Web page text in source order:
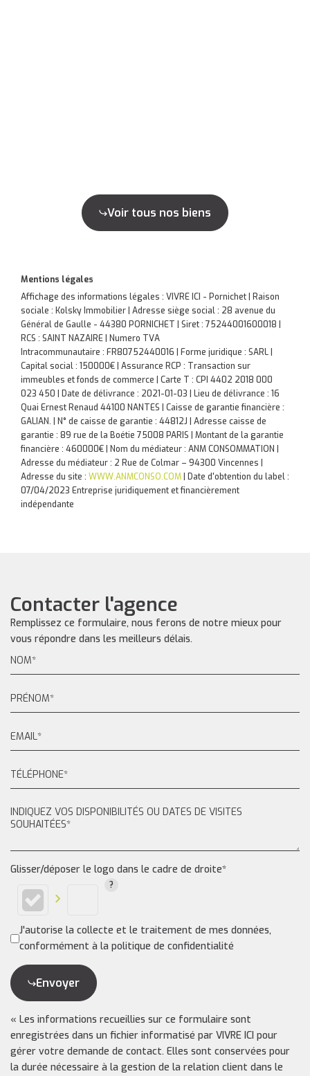
Voir tous nos biens
Mentions légales
Affichage des informations légales : VIVRE ICI - Pornichet | Raison
sociale : Kolsky Immobilier | Adresse siège social : 28 avenue du
Général de Gaulle - 44380 PORNICHET | Siret : 75244001600018 |
RCS : SAINT NAZAIRE | Numero TVA
Intracommunautaire : FR80752440016 | Forme juridique : SARL |
Capital social : 150000€ | Assurance RCP : Transaction sur
immeubles et fonds de commerce | Carte T : CPI 4402 2018 000
023 450 | Date de délivrance : 2021-01-03 | Lieu de délivrance : 16
Quai Ernest Renaud 44100 NANTES | Caisse de garantie financière :
GALIAN. | N° de caisse de garantie : 44812J | Adresse caisse de
garantie : 89 rue de la Boétie 75008 PARIS | Montant de la garantie
financière : 460000€ | Nom du médiateur : ANM CONSOMMATION |
Adresse du médiateur : 2 Rue de Colmar – 94300 Vincennes |
Adresse du site : WWW.ANMCONSO.COM | Date d'obtention du label :
07/04/2023 Entreprise juridiquement et financièrement
indépendante
Contacter l'agence
Remplissez ce formulaire, nous ferons de notre mieux pour
vous répondre dans les meilleurs délais.
Glisser/déposer le logo dans le cadre de droite*
J'autorise la collecte et le traitement de mes données,
conformément à la politique de confidentialité
Envoyer
« Les informations recueillies sur ce formulaire sont
enregistrées dans un fichier informatisé par VIVRE ICI pour
gérer votre demande de contact. Elles sont conservées pour
la durée nécessaire à la gestion de la relation client dans le